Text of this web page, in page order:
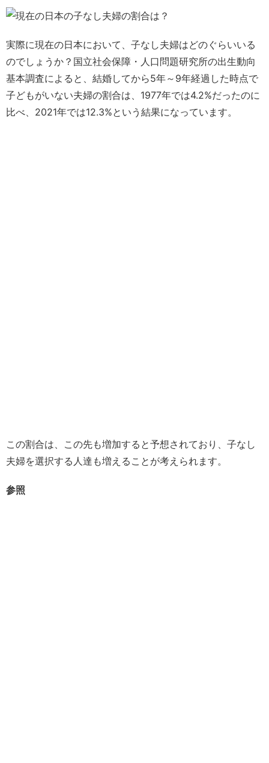
実際に現在の日本において、子なし夫婦はどのぐらいいる
のでしょうか？国立社会保障・人口問題研究所の出生動向
基本調査によると、結婚してから5年～9年経過した時点で
子どもがいない夫婦の割合は、1977年では4.2%だったのに
比べ、2021年では12.3%という結果になっています。
この割合は、この先も増加すると予想されており、子なし
夫婦を選択する人達も増えることが考えられます。
参照